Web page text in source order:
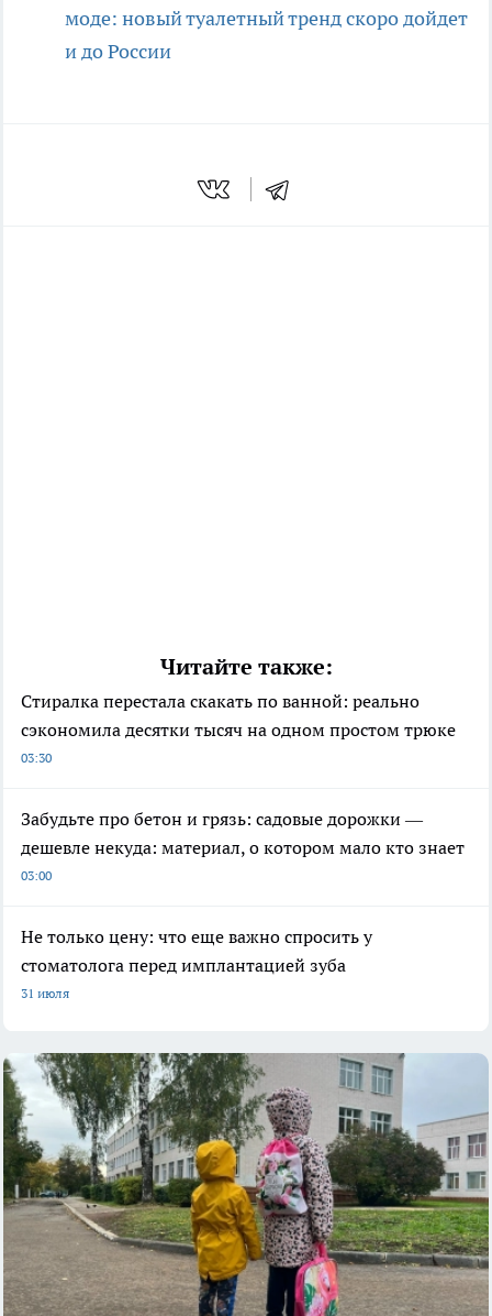
моде: новый туалетный тренд скоро дойдет
и до России
Читайте также:
Стиралка перестала скакать по ванной: реально
сэкономила десятки тысяч на одном простом трюке
03:30
Забудьте про бетон и грязь: садовые дорожки —
дешевле некуда: материал, о котором мало кто знает
03:00
Не только цену: что еще важно спросить у
стоматолога перед имплантацией зуба
31 июля